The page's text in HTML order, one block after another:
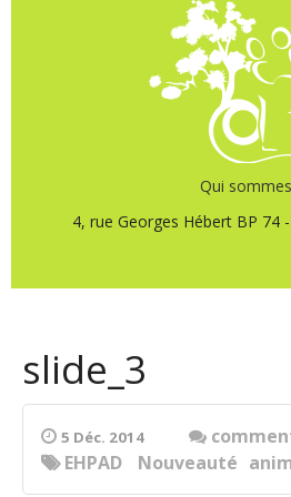
Qui
4, rue Georges Hébert BP 74
slide_3
5 Déc. 2014
EHPAD Nouveauté